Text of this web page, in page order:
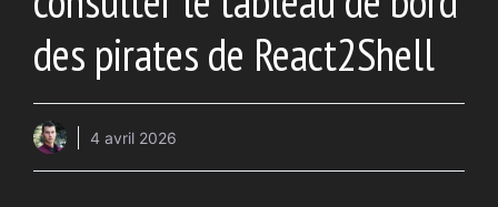
des pirates de React2Shell
4 avril 2026